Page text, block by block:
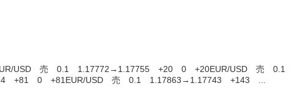
EUR/USD 売 0.1 1.17772→1.17755 +20 0 +20EUR/USD 売 0.1
+81 0 +81EUR/USD 売 0.1 1.17863→1.17743 +143 ...